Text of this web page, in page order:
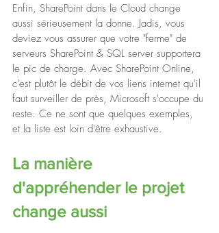
Enfin, SharePoint dans le Cloud change
aussi sérieusement la donne. Jadis, vous
deviez vous assurer que votre "ferme" de
serveurs SharePoint & SQL server supportera
le pic de charge. Avec SharePoint Online,
c'est plutôt le débit de vos liens internet qu'il
faut surveiller de près, Microsoft s'occupe du
reste. Ce ne sont que quelques exemples,
et la liste est loin d'être exhaustive.
La manière
d'appréhender le projet
change aussi